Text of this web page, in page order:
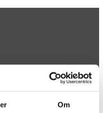
Om
fiksering av støv og